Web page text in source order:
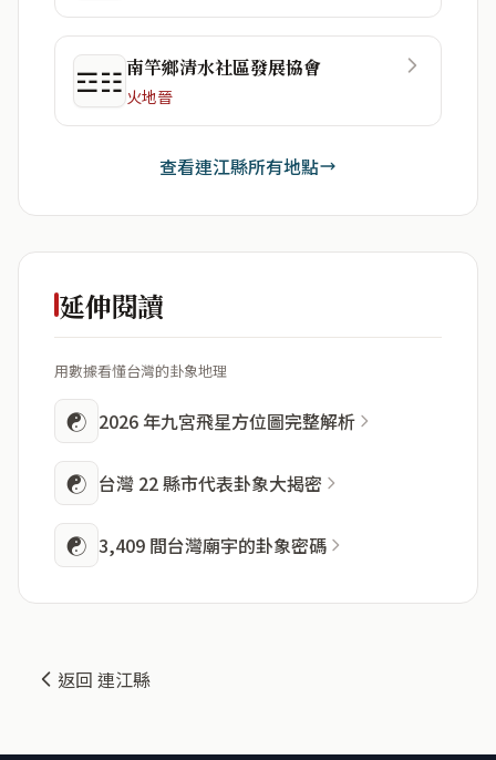
☲☷南竿鄉清水社區發展協會
火地晉
查看連江縣所有地點
延伸閱讀
用數據看懂台灣的卦象地理
☯ 2026 年九宮飛星方位圖完整解析
☯ 台灣 22 縣市代表卦象大揭密
☯ 3,409 間台灣廟宇的卦象密碼
返回 連江縣